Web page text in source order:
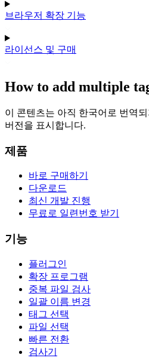
브라우저 확장 기능
라이선스 및 구매
How to add multiple
이 콘텐츠는 아직 한국어로 번역
버전을 표시합니다.
제품
바로 구매하기
다운로드
최신 개발 진행
무료로 일련번호 받기
기능
플러그인
확장 프로그램
중복 파일 검사
일괄 이름 변경
태그 선택
파일 선택
빠른 전환
검사기